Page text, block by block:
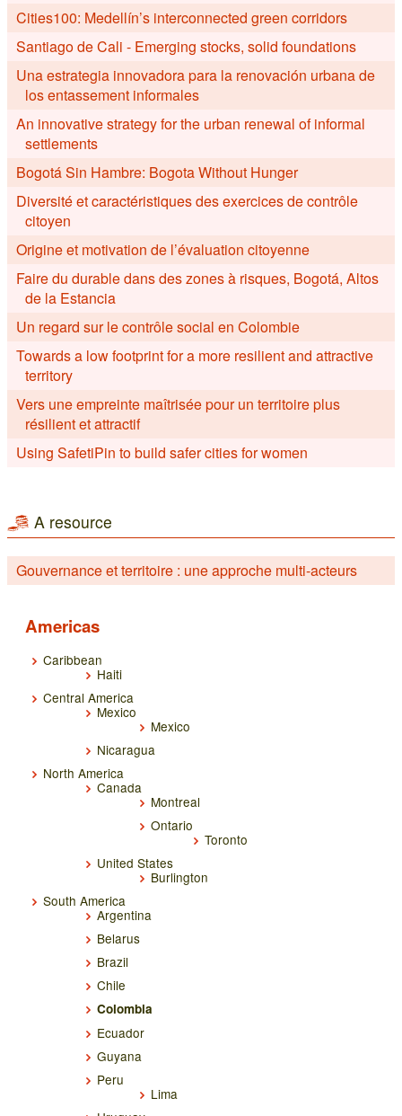
Cities100: Medellín’s interconnected green corridors
Santiago de Cali - Emerging stocks, solid foundations
Una estrategia innovadora para la renovación urbana de
los entassement informales
An innovative strategy for the urban renewal of informal
settlements
Bogotá Sin Hambre: Bogota Without Hunger
Diversité et caractéristiques des exercices de contrôle
citoyen
Origine et motivation de l’évaluation citoyenne
Faire du durable dans des zones à risques, Bogotá, Altos
de la Estancia
Un regard sur le contrôle social en Colombie
Towards a low footprint for a more resilient and attractive
territory
Vers une empreinte maîtrisée pour un territoire plus
résilient et attractif
Using SafetiPin to build safer cities for women
A resource
Gouvernance et territoire : une approche multi-acteurs
Americas
Caribbean
Haiti
Central America
Mexico
Mexico
Nicaragua
North America
Canada
Montreal
Ontario
Toronto
United States
Burlington
South America
Argentina
Belarus
Brazil
Chile
Colombia
Ecuador
Guyana
Peru
Lima